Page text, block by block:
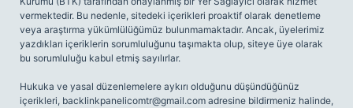
vermektedir. Bu nedenle, sitedeki içerikleri proaktif olarak denetleme
veya araştırma yükümlülüğümüz bulunmamaktadır. Ancak, üyelerimiz
yazdıkları içeriklerin sorumluluğunu taşımakta olup, siteye üye olarak
bu sorumluluğu kabul etmiş sayılırlar.
Hukuka ve yasal düzenlemelere aykırı olduğunu düşündüğünüz
içerikleri, backlinkpanelicomtr@gmail.com adresine bildirmeniz halinde,